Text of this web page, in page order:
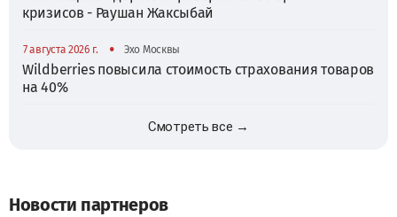
кризисов - Раушан Жаксыбай
7 августа 2026 г. • Эхо Москвы
Wildberries повысила стоимость страхования товаров
на 40%
Смотреть все →
Новости партнеров